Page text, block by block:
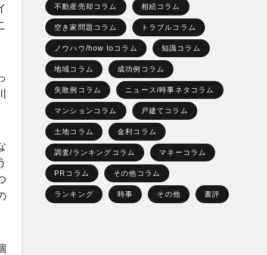
不動産売却コラム 相続コラム
空き家問題コラム トラブルコラム
ノウハウ/how toコラム 知識コラム
地域コラム 成功例コラム
失敗例コラム ニュース/時事ネタコラム
マンションコラム 戸建てコラム
土地コラム 金利コラム
調査/ランキングコラム マネーコラム
PRコラム その他コラム
ランキング 時事 その他 書評